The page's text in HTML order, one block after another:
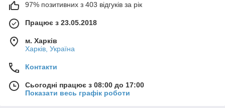
97% позитивних з 403 відгуків за рік
Працює з 23.05.2018
м. Харків
Харків, Україна
Контакти
Сьогодні працює з 08:00 до 17:00
Показати весь графік роботи